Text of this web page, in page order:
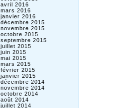
avril 2016
mars 2016
janvier 2016
décembre 2015
novembre 2015
octobre 2015
septembre 2015
juillet 2015
juin 2015
mai 2015
mars 2015
février 2015
janvier 2015
décembre 2014
novembre 2014
octobre 2014
août 2014
juillet 2014